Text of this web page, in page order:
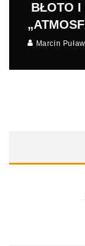
BŁOTO I
Marcin